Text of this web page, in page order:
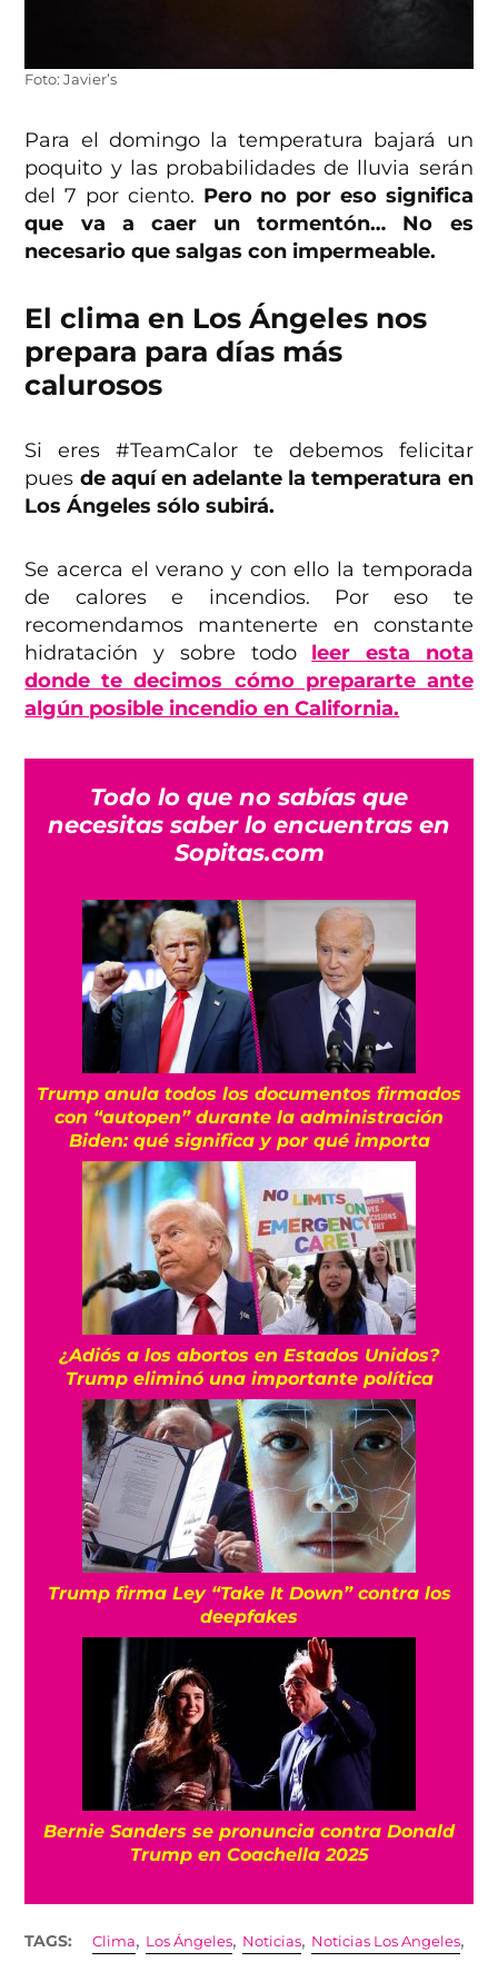
Foto: Javier’s
Para el domingo la temperatura bajará un
poquito y las probabilidades de lluvia serán
del 7 por ciento. Pero no por eso significa
que va a caer un tormentón… No es
necesario que salgas con impermeable.
El clima en Los Ángeles nos
prepara para días más
calurosos
Si eres #TeamCalor te debemos felicitar
pues de aquí en adelante la temperatura en
Los Ángeles sólo subirá.
Se acerca el verano y con ello la temporada
de calores e incendios. Por eso te
recomendamos mantenerte en constante
hidratación y sobre todo leer esta nota
donde te decimos cómo prepararte ante
algún posible incendio en California.
Todo lo que no sabías que
necesitas saber lo encuentras en
Sopitas.com
Trump anula todos los documentos firmados
con “autopen” durante la administración
Biden: qué significa y por qué importa
¿Adiós a los abortos en Estados Unidos?
Trump eliminó una importante política
Trump firma Ley “Take It Down” contra los
deepfakes
Bernie Sanders se pronuncia contra Donald
Trump en Coachella 2025
TAGS: Clima, Los Ángeles, Noticias, Noticias Los Angeles,